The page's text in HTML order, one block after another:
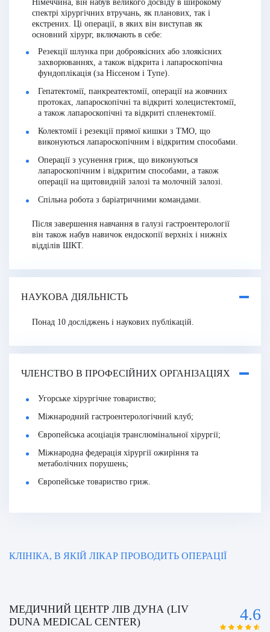
Німеччина, він набув великого досвіду в широкому
спектрі хірургічних втручань, як планових, так і
екстрених. Ці операції, в яких він виступав як
основний хірург, включають в себе:
Резекції шлунка при доброякісних або злоякісних
захворюваннях, а також відкрита і лапароскопічна
фундоплікація (за Ніссеном і Тупе).
Гепатектомії, панкреатектомії, операції на жовчних
протоках, лапароскопічні та відкриті холецистектомії,
а також лапароскопічні та відкриті спленектомії.
Колектомії і резекції прямої кишки з ТМО, що
виконуються лапароскопічним і відкритим способами.
Операції з усунення гриж, що виконуються
лапароскопічним і відкритим способами, а також
операції на щитовидній залозі та молочній залозі.
Спільна робота з баріатричними командами.
Після завершення навчання в галузі гастроентерології
він також набув навичок ендоскопії верхніх і нижніх
відділів ШКТ.
НАУКОВА ДІЯЛЬНІСТЬ
Понад 10 досліджень і наукових публікацій.
ЧЛЕНСТВО В ПРОФЕСІЙНИХ ОРГАНІЗАЦІЯХ
Угорське хірургічне товариство;
Міжнародний гастроентерологічний клуб;
Європейська асоціація транслюмінальної хірургії;
Міжнародна федерація хірургії ожиріння та
метаболічних порушень;
Європейське товариство гриж.
КЛІНІКА, В ЯКІЙ ЛІКАР ПРОВОДИТЬ ОПЕРАЦІЇ
МЕДИЧНИЙ ЦЕНТР ЛІВ ДУНА (LIV
DUNA MEDICAL CENTER)
4.6